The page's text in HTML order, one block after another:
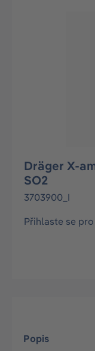
Přeskočit
Dräger X-
SO2
3703900_I
Přihlaste se
Popis